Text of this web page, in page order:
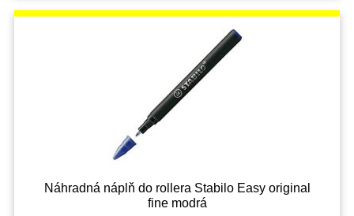
Náhradná náplň do rollera Stabilo Easy original
fine modrá